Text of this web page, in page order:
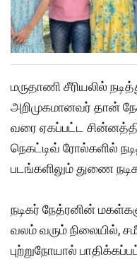
மருதாணி சீரியலில்
அறிமுகமானவர் தான்
வரை ஏகப்பட்ட
நெகட்டிவ் ரோல்களில்
படங்களிலும் துணை
நடிகர் நேத்ரனின்
வலம் வரும் நிலையில்,
புற்றுநோயால்